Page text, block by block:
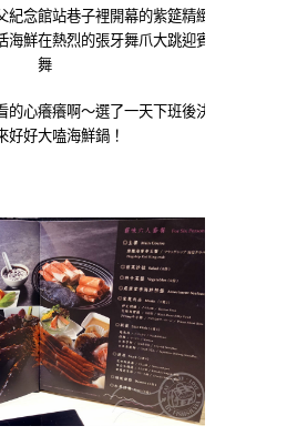
紀念館站巷子裡開幕的紫筵精緻
海鮮在熱烈的張牙舞爪大跳迎賓
舞
的心癢癢啊～選了一天下班後決
好好大嗑海鮮鍋！